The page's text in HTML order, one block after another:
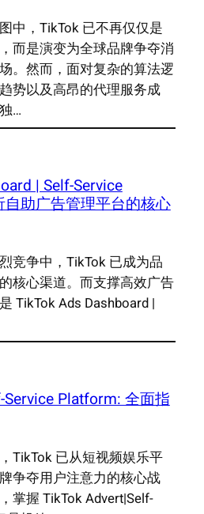
中，TikTok 已不再仅仅是
而是演变为全球品牌争夺消
。然而，面对复杂的算法逻
势以及高昂的代理服务成
…
| Self-Service
助广告管理平台的核心
竞争中，TikTok 已成为品
核心渠道。而支撑高效广告
TikTok Ads Dashboard |
Platform: 全面指
TikTok 已从短视频娱乐平
争夺用户注意力的核心战
掌握 TikTok Advert|Self-